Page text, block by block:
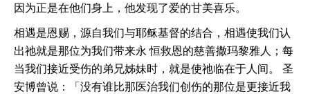
因为正是在他们身上，他发现了爱的甘美喜乐。
相遇是恩赐，源自我们与耶稣基督的结合，相遇使我们认
出祂就是那位为我们带来永 恒救恩的慈善撒玛黎雅人；每
当我们接近受伤的弟兄姊妹时，就是使祂临在于人间。 圣
安博曾说：「没有谁比那医治我们创伤的那位是更接近我